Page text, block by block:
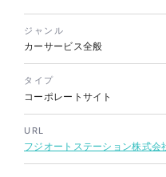
株式会社バスコフーズ様
FRUITFRUIT SNACK パッケ
ージデザイン
パッケージ
ジャンル
カーサービス全般
タイプ
コーポレートサイト
URL
フジオートステーション株式会